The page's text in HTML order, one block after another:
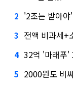
2 '2조는 받아
3 전액 비과세+
4 32억 '마래푸'
5 2000원도 비싸